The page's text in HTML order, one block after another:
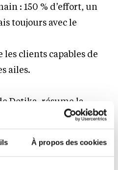
À propos des cookies
: 150 % d’effort, un
toujours avec le
clients capables de
ailes.
Dotika, résume la
pas peur de dire les
Nous voulons créer